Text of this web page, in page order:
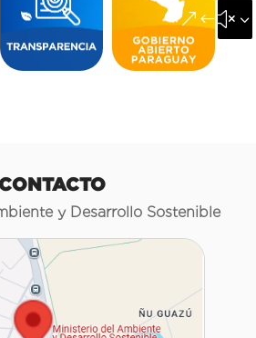
y Desarrollo Sostenible